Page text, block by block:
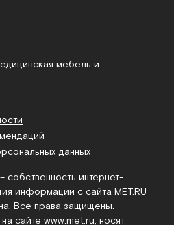
мебель и
данных
интернет-
информации с сайта MET.RU
Все права защищены.
сайте www.met.ru, носят